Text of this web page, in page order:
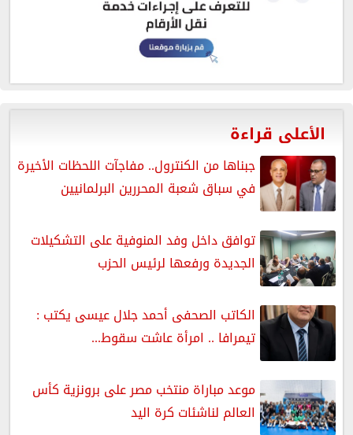
الأعلى قراءة
جبناها من الكنترول.. مفاجآت اللحظات الأخيرة
في سباق شعبة المحررين البرلمانيين
توافق داخل وفد المنوفية على التشكيلات
الجديدة ورفعها لرئيس الحزب
الكاتب الصحفى أحمد جلال عيسى يكتب :
تيمرافا .. امرأة عاشت سقوط...
موعد مباراة منتخب مصر على برونزية كأس
العالم لناشئات كرة اليد